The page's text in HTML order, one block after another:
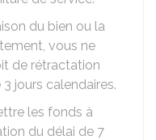
du bien ou la
vous ne
de rétractation
jours calendaires.
les fonds à
du délai de 7